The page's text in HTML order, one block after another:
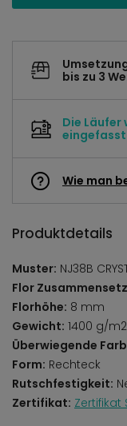
bis zu 3
Die
eingefasst
Wie man
Produktdetails
Muster: NJ38B
Flor
Florhöhe: 8 mm
Gewicht: 1400 g/m2
Überwiegende
Form: Rechteck
Rutschfestigkeit:
Zertifikat: Zertifikat